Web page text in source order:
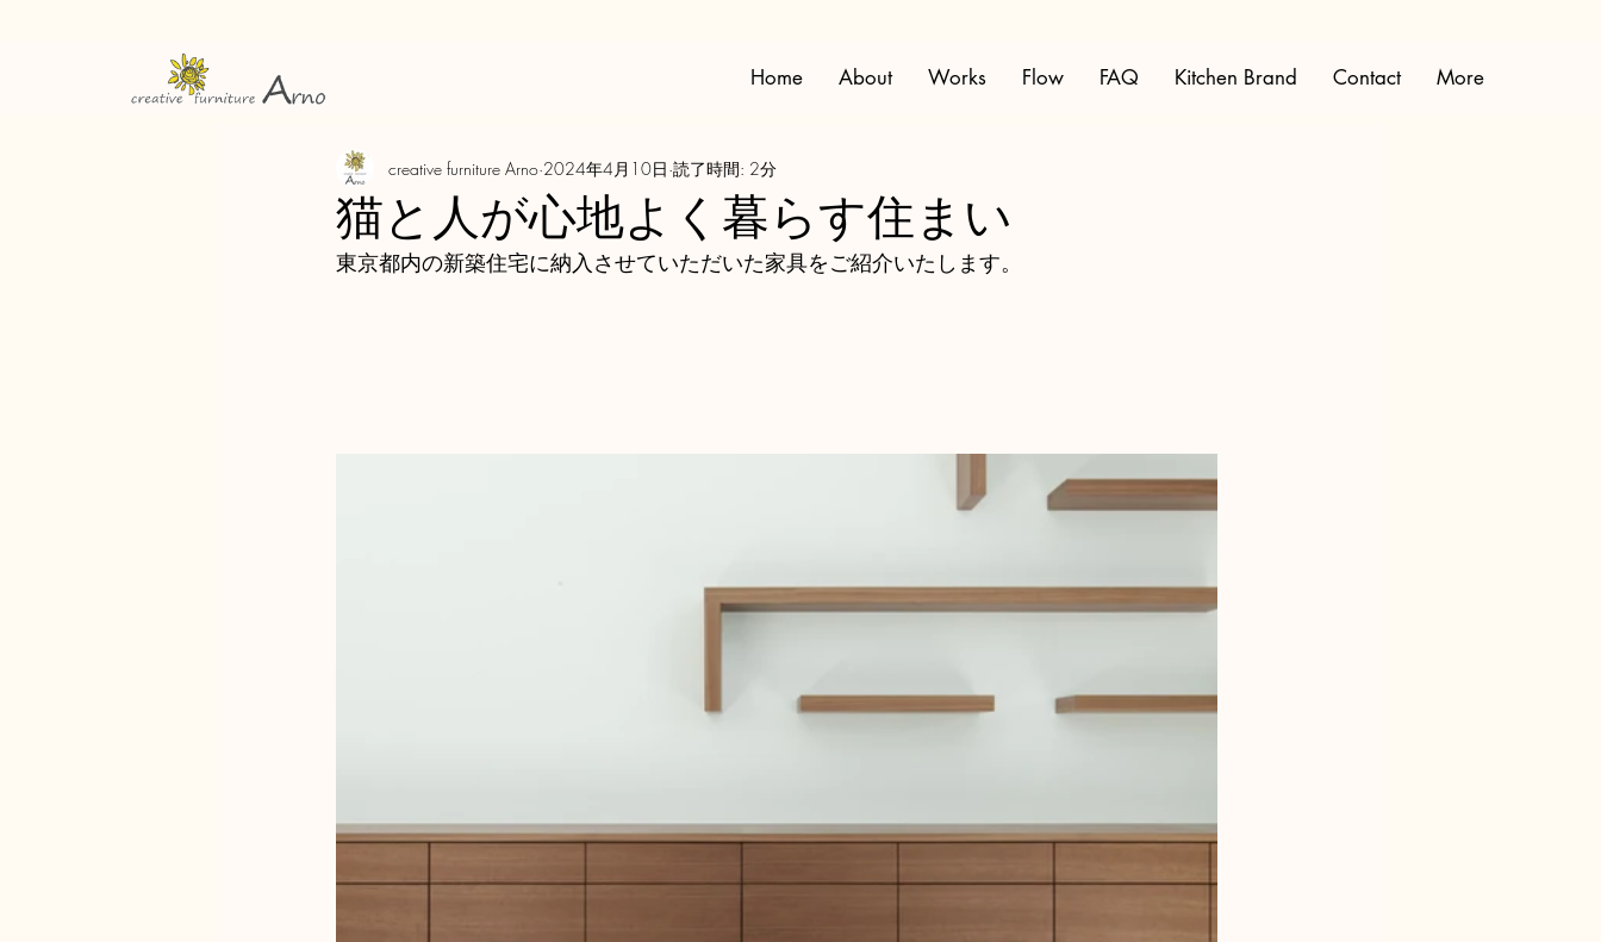
Home About Works Flow FAQ Kitchen Brand Contact More
猫と人が心地よく暮らす住まい
creative furniture Arno 2024年4月10日 読了時間: 2分
東京都内の新築住宅に納入させていただいた家具をご紹介いたします。